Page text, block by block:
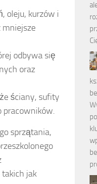
oleju, kurzów i
mniejsze
odbywa się
oraz
ściany, sufity
pracowników.
sprzątania,
jak